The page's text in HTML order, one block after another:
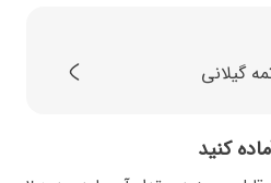
گیلانی
کنید